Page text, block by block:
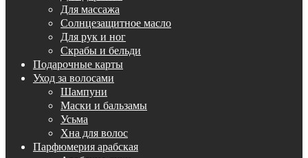
Для массажа
Солнцезащитное масло
Для рук и ног
Скрабы и бельди
Подарочные карты
Уход за волосами
Шампуни
Маски и бальзамы
Усьма
Хна для волос
Парфюмерия арабская